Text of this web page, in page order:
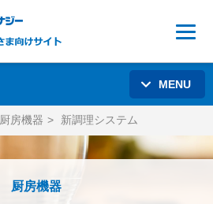
MENU
厨房機器 新調理システム
厨房機器